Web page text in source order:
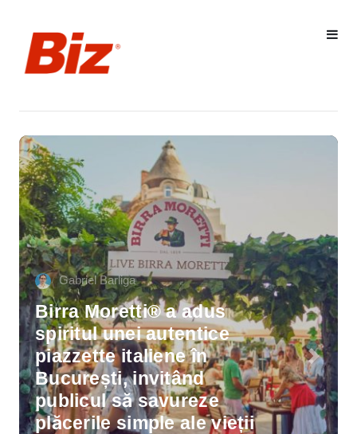
Cristi Dorombach
Richard Joannides, Verita
International School:
Școlile nu pot permite AI-
ului să înlocuiască
gândirea elevilor